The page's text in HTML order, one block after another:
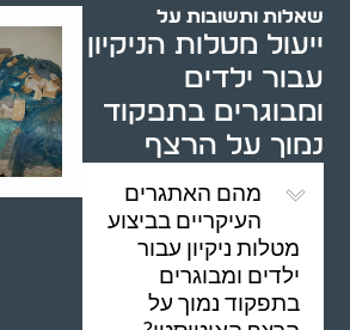
שאלות ותשובות על
ייעול מטלות הניקיון
עבור ילדים
ומבוגרים בתפקוד
נמוך על הרצף
מהם האתגרים
העיקריים בביצוע
מטלות ניקיון עבור
ילדים ומבוגרים
בתפקוד נמוך על